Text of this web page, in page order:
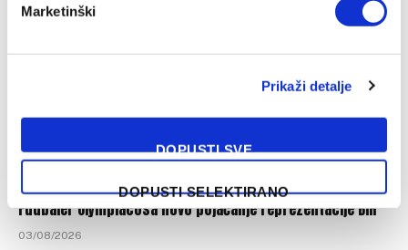
Marketinški
Prikaži detalje
DOPUSTI SVE
DOPUSTI SELEKTIRANO
Fudbaler Olympiacosa novo pojačanje reprezentacije BiH
03/08/2026